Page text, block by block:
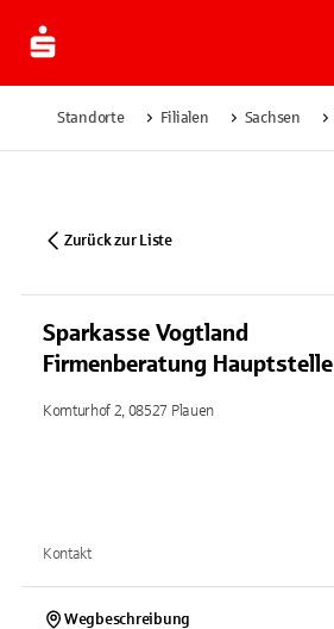
Standorte Filialen Sachsen
Zurück zur Liste
Sparkasse Vogtland
Firmenberatung Hauptstelle
Komturhof 2, 08527 Plauen
Kontakt
Wegbeschreibung